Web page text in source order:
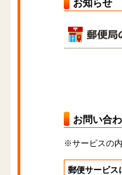
お知らせ
お問い合
※サービスの
郵便サービス